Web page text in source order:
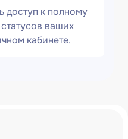
доступ к полному
ваших
кабинете.